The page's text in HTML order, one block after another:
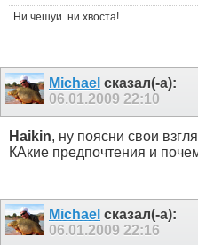
Ни чешуи. ни хвоста!
Michael сказал(-а):
06.01.2009 22:10
Haikin, ну поясни свои
КАкие предпочтения и
Michael сказал(-а):
06.01.2009 22:16